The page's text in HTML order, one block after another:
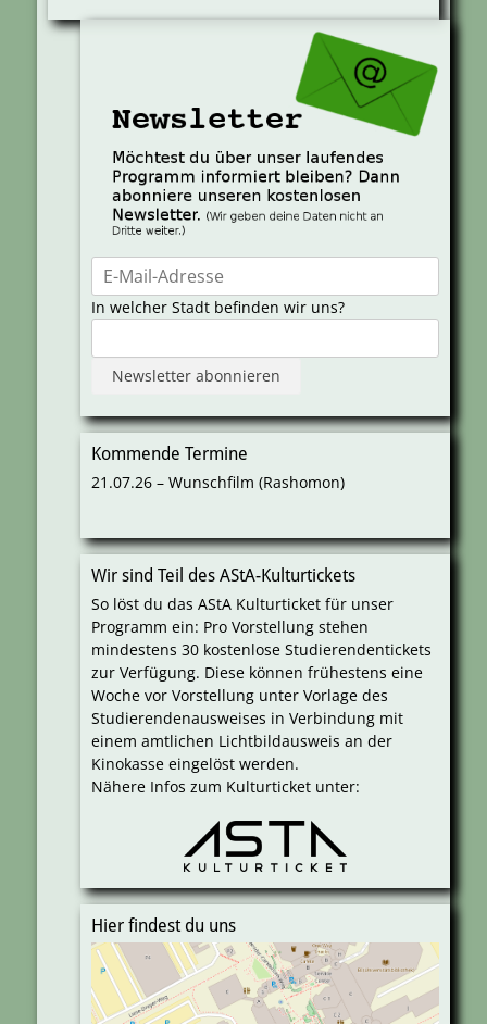
In welcher Stadt befinden wir uns?
Kommende Termine
21.07.26 – Wunschfilm (Rashomon)
Wir sind Teil des AStA-Kulturtickets
So löst du das AStA Kulturticket für unser
Programm ein: Pro Vorstellung stehen
mindestens 30 kostenlose Studierendentickets
zur Verfügung. Diese können frühestens eine
Woche vor Vorstellung unter Vorlage des
Studierendenausweises in Verbindung mit
einem amtlichen Lichtbildausweis an der
Kinokasse eingelöst werden.
Nähere Infos zum Kulturticket unter:
Hier findest du uns